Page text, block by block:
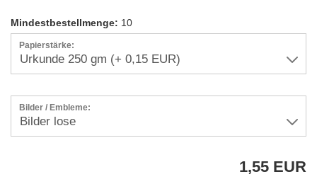
Mindestbestellmenge: 10
Papierstärke:
Bilder / Embleme:
1,55 EUR